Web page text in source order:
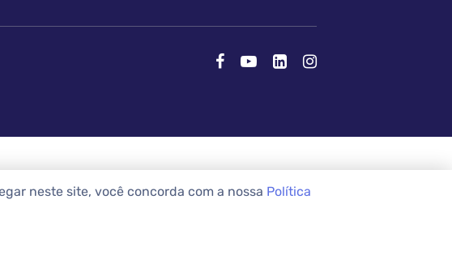
neste site, você concorda com a nossa Política